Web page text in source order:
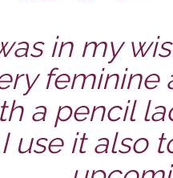
in my
feminine
a pencil
use it also